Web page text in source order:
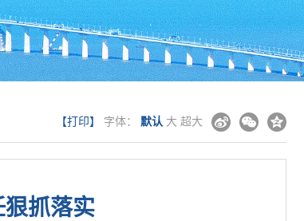
【打印】 字体： 默认 大 超大
抓落实